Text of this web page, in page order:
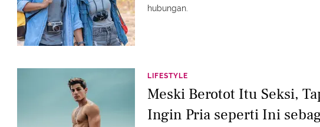
hubungan.
LIFESTYLE
Meski Berotot Itu Seksi,
Ingin Pria seperti Ini